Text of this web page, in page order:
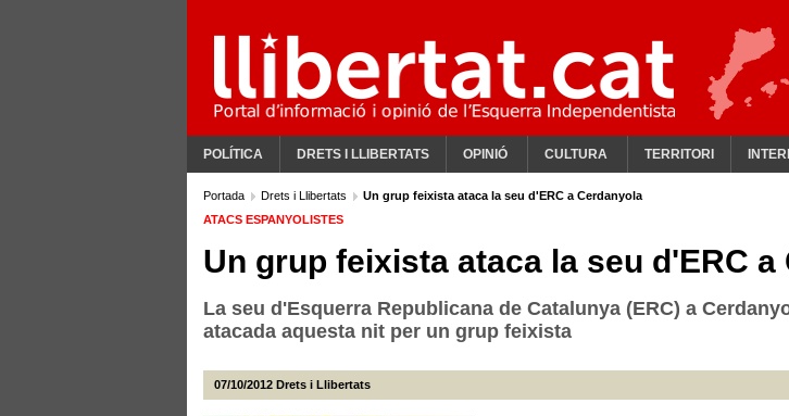
POLÍTICA DRETS I LLIBERTATS OPINIÓ CULTURA TERRITORI
Portada Drets i Llibertats
Un grup feixista ataca la seu d'ERC a Cerdanyola
ATACS ESPANYOLISTES
Un grup feixista ataca la seu d'ERC a
La seu d'Esquerra Republicana de Catalunya (ERC) a
atacada aquesta nit per un grup feixista
07/10/2012 Drets i Llibertats